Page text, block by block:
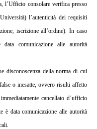
l’Ufficio consolare verifica presso
l’autenticità dei requisiti
iscrizione all’ordine). In caso
comunicazione alle autorità
disconoscenza della norma di cui
o inesatte, ovvero risulti affetto
cancellato d’ufficio
è data comunicazione alle autorità